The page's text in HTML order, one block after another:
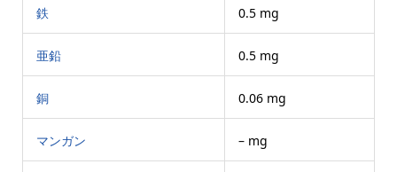
鉄 0.5 mg
亜鉛 0.5 mg
銅 0.06 mg
マンガン – mg